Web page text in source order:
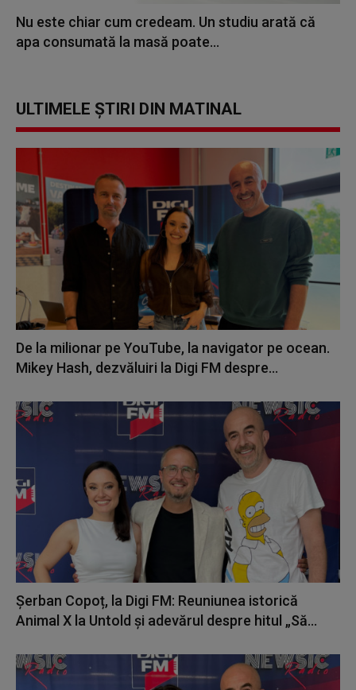
Nu este chiar cum credeam. Un studiu arată că
apa consumată la masă poate...
ULTIMELE ȘTIRI DIN MATINAL
De la milionar pe YouTube, la navigator pe ocean.
Mikey Hash, dezvăluiri la Digi FM despre...
Șerban Copoț, la Digi FM: Reuniunea istorică
Animal X la Untold și adevărul despre hitul „Să...